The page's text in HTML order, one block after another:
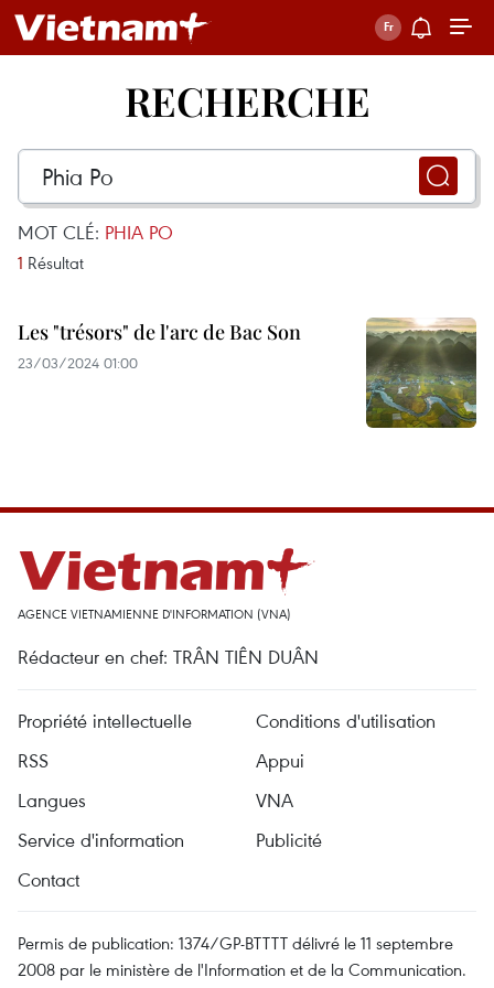
RECHERCHE
MOT CLÉ: PHIA PO
1 Résultat
Les "trésors" de l'arc de Bac Son
23/03/2024 01:00
AGENCE VIETNAMIENNE D'INFORMATION (VNA)
Rédacteur en chef: TRÂN TIÊN DUÂN
Propriété intellectuelle
Conditions d'utilisation
RSS
Appui
Langues
VNA
Service d'information
Publicité
Contact
Permis de publication: 1374/GP-BTTTT délivré le 11 septembre
2008 par le ministère de l'Information et de la Communication.